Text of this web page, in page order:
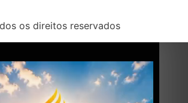
os direitos reservados